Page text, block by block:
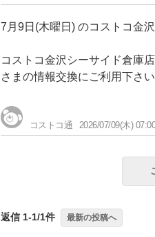
7月9日(木曜日) のコストコ金
コストコ金沢シーサイド倉庫
さまの情報交換にご利用下さい
コストコ通 2026/07/09(木) 07:00
返信 1-1/1件 最新の投稿へ